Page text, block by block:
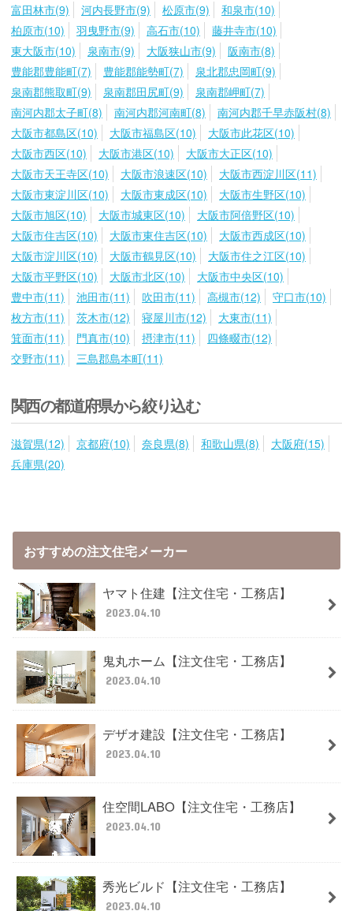
富田林市(9)
河内長野市(9) 松原市(9)
和泉市(10)
柏原市(10)
羽曳野市(9) 高石市(10)
藤井寺市(10)
東大阪市(10)
泉南市(9) 大阪狭山市(9)
阪南市(8)
豊能郡豊能町(7)
豊能郡能勢町(7)
泉北郡忠岡町(9)
泉南郡熊取町(9)
泉南郡田尻町(9)
泉南郡岬町(7)
南河内郡太子町(8)
南河内郡河南町(8)
南河内郡千早赤阪村(8)
大阪市都島区(10)
大阪市福島区(10)
大阪市此花区(10)
大阪市西区(10)
大阪市港区(10)
大阪市大正区(10)
大阪市天王寺区(10)
大阪市浪速区(10)
大阪市西淀川区(11)
大阪市東淀川区(10)
大阪市東成区(10)
大阪市生野区(10)
大阪市旭区(10)
大阪市城東区(10)
大阪市阿倍野区(10)
大阪市住吉区(10)
大阪市東住吉区(10)
大阪市西成区(10)
大阪市淀川区(10)
大阪市鶴見区(10)
大阪市住之江区(10)
大阪市平野区(10)
大阪市北区(10)
大阪市中央区(10)
豊中市(11)
池田市(11) 吹田市(11) 高槻市(12)
守口市(10)
枚方市(11)
茨木市(12) 寝屋川市(12)
大東市(11)
箕面市(11)
門真市(10) 摂津市(11)
四條畷市(12)
交野市(11)
三島郡島本町(11)
関西の都道府県から絞り込む
滋賀県(12) 京都府(10) 奈良県(8) 和歌山県(8)
大阪府(15)
兵庫県(20)
おすすめの注文住宅メーカー
ヤマト住建【注文住宅・工務店】
2023.04.10
鬼丸ホーム【注文住宅・工務店】
2023.04.10
デザオ建設【注文住宅・工務店】
2023.04.10
住空間LABO【注文住宅・工務店】
2023.04.10
秀光ビルド【注文住宅・工務店】
2023.04.10